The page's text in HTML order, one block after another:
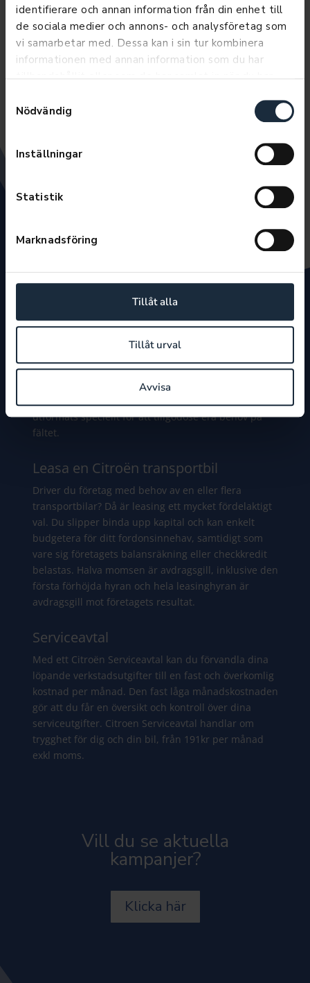
identifierare och annan information från din enhet till
de sociala medier och annons- och analysföretag som
vi samarbetar med. Dessa kan i sin tur kombinera
informationen med annan information som du har
Nödvändig
Inställningar
Statistik
Marknadsföring
Tillåt alla
Tillåt urval
Avvisa
Citroën Transportbilar
Citroën Berlingo, Jumpy och Jumper har lösningar
som ditt företag behöver. De här bekväma, säkra och
har den lastkapacitet som företaget kräver. Vårt
utformats speciellt för att tillgodose era behov på
fältet.
Leasa en Citroën transportbil
Driver du företag med behov av en eller flera
transportbilar? Då är leasing ett mycket fördelaktigt
val. Du slipper binda upp kapital och kan enkelt
budgetera för ditt fordonsinnehav, samtidigt som
vare sig företagets balansräkning eller checkkredit
belastas. Halva momsen är avdragsgill, inklusive den
första förhöjda hyran och hela leasinghyran är
avdragsgill mot företagets resultat.
Serviceavtal
Med ett Citroën Serviceavtal kan du förvandla dina
löpande verkstadsutgifter till en fast och överkomlig
kostnad per månad. Den fast låga månadskostnaden
gör att du får en översikt och kontroll över dina
serviceutgifter. Citroen Serviceavtal handlar om
trygghet för dig och din bil, från 191kr per månad
exkl moms.
Vill du se aktuella
kampanjer?
Klicka här